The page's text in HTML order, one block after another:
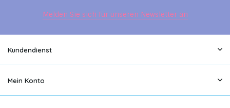
Melden Sie sich für unseren Newsletter an
Kundendienst
Mein Konto